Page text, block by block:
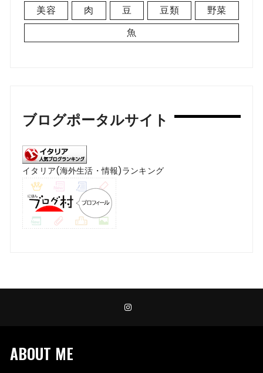
美容
肉 豆 豆類
野菜
魚
ブログポータルサイト
イタリア(海外生活・情報)ランキング
ABOUT ME